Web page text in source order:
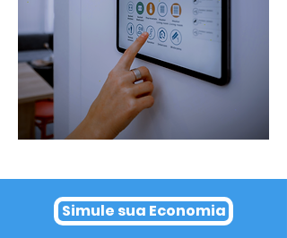
Simule sua Economia